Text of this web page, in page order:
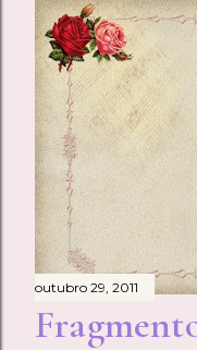
s
t
a
g
e
n
s
outubro 29, 2011